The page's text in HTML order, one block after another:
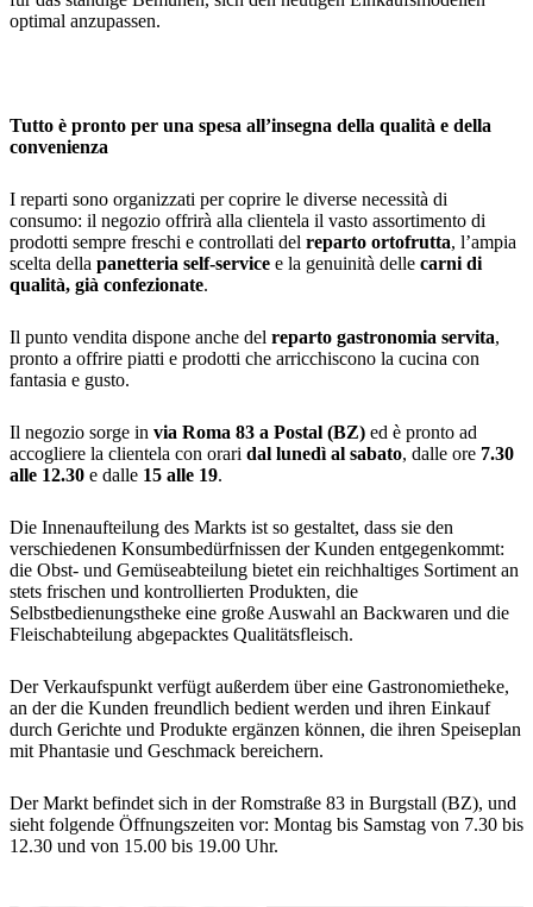
optimal anzupassen.
Tutto è pronto per una spesa all’insegna della qualità e della
convenienza
I reparti sono organizzati per coprire le diverse necessità di
consumo: il negozio offrirà alla clientela il vasto assortimento di
prodotti sempre freschi e controllati del reparto ortofrutta, l’ampia
scelta della panetteria self-service e la genuinità delle carni di
qualità, già confezionate.
Il punto vendita dispone anche del reparto gastronomia servita,
pronto a offrire piatti e prodotti che arricchiscono la cucina con
fantasia e gusto.
Il negozio sorge in via Roma 83 a Postal (BZ) ed è pronto ad
accogliere la clientela con orari dal lunedì al sabato, dalle ore 7.30
alle 12.30 e dalle 15 alle 19.
Die Innenaufteilung des Markts ist so gestaltet, dass sie den
verschiedenen Konsumbedürfnissen der Kunden entgegenkommt:
die Obst- und Gemüseabteilung bietet ein reichhaltiges Sortiment an
stets frischen und kontrollierten Produkten, die
Selbstbedienungstheke eine große Auswahl an Backwaren und die
Fleischabteilung abgepacktes Qualitätsfleisch.
Der Verkaufspunkt verfügt außerdem über eine Gastronomietheke,
an der die Kunden freundlich bedient werden und ihren Einkauf
durch Gerichte und Produkte ergänzen können, die ihren Speiseplan
mit Phantasie und Geschmack bereichern.
Der Markt befindet sich in der Romstraße 83 in Burgstall (BZ), und
sieht folgende Öffnungszeiten vor: Montag bis Samstag von 7.30 bis
12.30 und von 15.00 bis 19.00 Uhr.